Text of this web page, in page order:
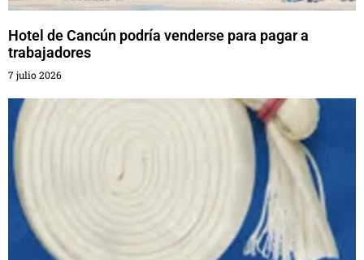
Hotel de Cancún podría venderse para pagar a
trabajadores
7 julio 2026